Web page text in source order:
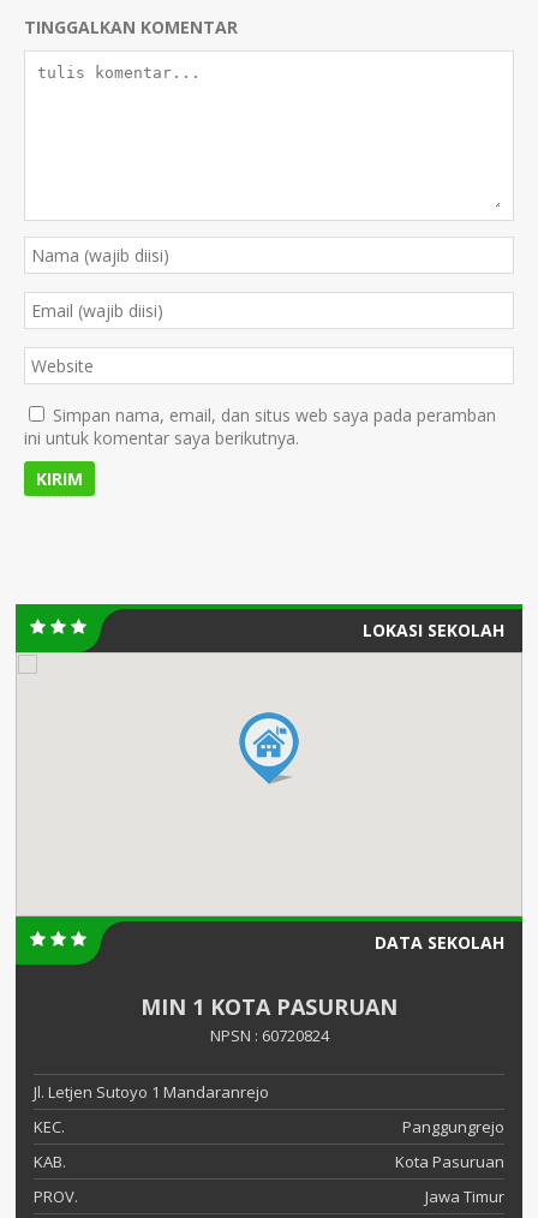
TINGGALKAN KOMENTAR
Simpan nama, email, dan situs web saya pada peramban
ini untuk komentar saya berikutnya.
LOKASI SEKOLAH
DATA SEKOLAH
MIN 1 KOTA PASURUAN
NPSN : 60720824
Jl. Letjen Sutoyo 1 Mandaranrejo
KEC.
Panggungrejo
KAB.
Kota Pasuruan
PROV.
Jawa Timur